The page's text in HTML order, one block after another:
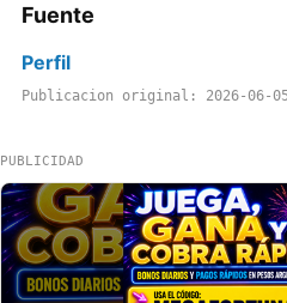
Fuente
Perfil
Publicacion original: 2026-06-
PUBLICIDAD